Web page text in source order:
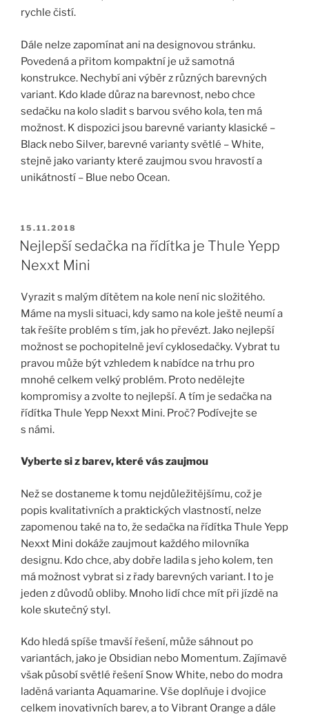
rychle čistí.
Dále nelze zapomínat ani na designovou stránku.
Povedená a přitom kompaktní je už samotná
konstrukce. Nechybí ani výběr z různých barevných
variant. Kdo klade důraz na barevnost, nebo chce
sedačku na kolo sladit s barvou svého kola, ten má
možnost. K dispozici jsou barevné varianty klasické –
Black nebo Silver, barevné varianty světlé – White,
stejně jako varianty které zaujmou svou hravostí a
unikátností – Blue nebo Ocean.
PUBLIKOVÁNO
15.11.2018
Nejlepší sedačka na řídítka je Thule Yepp
Nexxt Mini
Vyrazit s malým dítětem na kole není nic složitého.
Máme na mysli situaci, kdy samo na kole ještě neumí a
tak řešíte problém s tím, jak ho převézt. Jako nejlepší
možnost se pochopitelně jeví cyklosedačky. Vybrat tu
pravou může být vzhledem k nabídce na trhu pro
mnohé celkem velký problém. Proto nedělejte
kompromisy a zvolte to nejlepší. A tím je sedačka na
řídítka Thule Yepp Nexxt Mini. Proč? Podívejte se
s námi.
Vyberte si z barev, které vás zaujmou
Než se dostaneme k tomu nejdůležitějšímu, což je
popis kvalitativních a praktických vlastností, nelze
zapomenou také na to, že sedačka na řídítka Thule Yepp
Nexxt Mini dokáže zaujmout každého milovníka
designu. Kdo chce, aby dobře ladila s jeho kolem, ten
má možnost vybrat si z řady barevných variant. I to je
jeden z důvodů obliby. Mnoho lidí chce mít při jízdě na
kole skutečný styl.
Kdo hledá spíše tmavší řešení, může sáhnout po
variantách, jako je Obsidian nebo Momentum. Zajímavě
však působí světlé řešení Snow White, nebo do modra
laděná varianta Aquamarine. Vše doplňuje i dvojice
celkem inovativních barev, a to Vibrant Orange a dále